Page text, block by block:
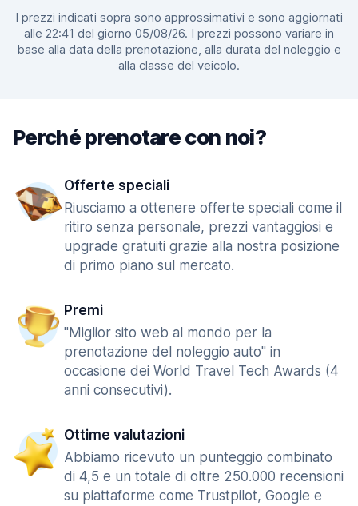
I prezzi indicati sopra sono approssimativi e sono aggiornati
alle 22:41 del giorno 05/08/26. I prezzi possono variare in
base alla data della prenotazione, alla durata del noleggio e
alla classe del veicolo.
Perché prenotare con noi?
Offerte speciali
Riusciamo a ottenere offerte speciali come il
ritiro senza personale, prezzi vantaggiosi e
upgrade gratuiti grazie alla nostra posizione
di primo piano sul mercato.
Premi
"Miglior sito web al mondo per la
prenotazione del noleggio auto" in
occasione dei World Travel Tech Awards (4
anni consecutivi).
Ottime valutazioni
Abbiamo ricevuto un punteggio combinato
di 4,5 e un totale di oltre 250.000 recensioni
su piattaforme come Trustpilot, Google e